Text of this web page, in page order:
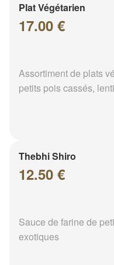
Plat Végétarien
17.00 €
Assortiment de plats
petits pois cassés,
Thebhi Shiro
12.50 €
Sauce de farine de
exotiques